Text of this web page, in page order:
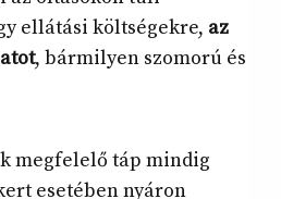
ellátási költségekre, az
, bármilyen szomorú és
megfelelő táp mindig
esetében nyáron